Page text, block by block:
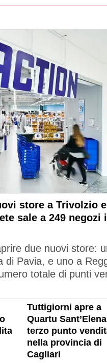
store a Trivolzio e
sale a 249 negozi
due nuovi store:
di Pavia, e uno a
totale di punti
Tuttigiorni apre a
Quartu Sant’Elena
terzo punto
nella provincia di
Cagliari